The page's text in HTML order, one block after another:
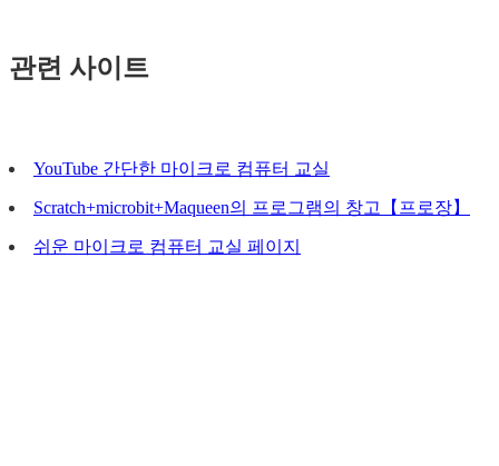
관련 사이트
YouTube 간단한 마이크로 컴퓨터 교실
Scratch+microbit+Maqueen의 프로그램의 창고【프로장】
쉬운 마이크로 컴퓨터 교실 페이지